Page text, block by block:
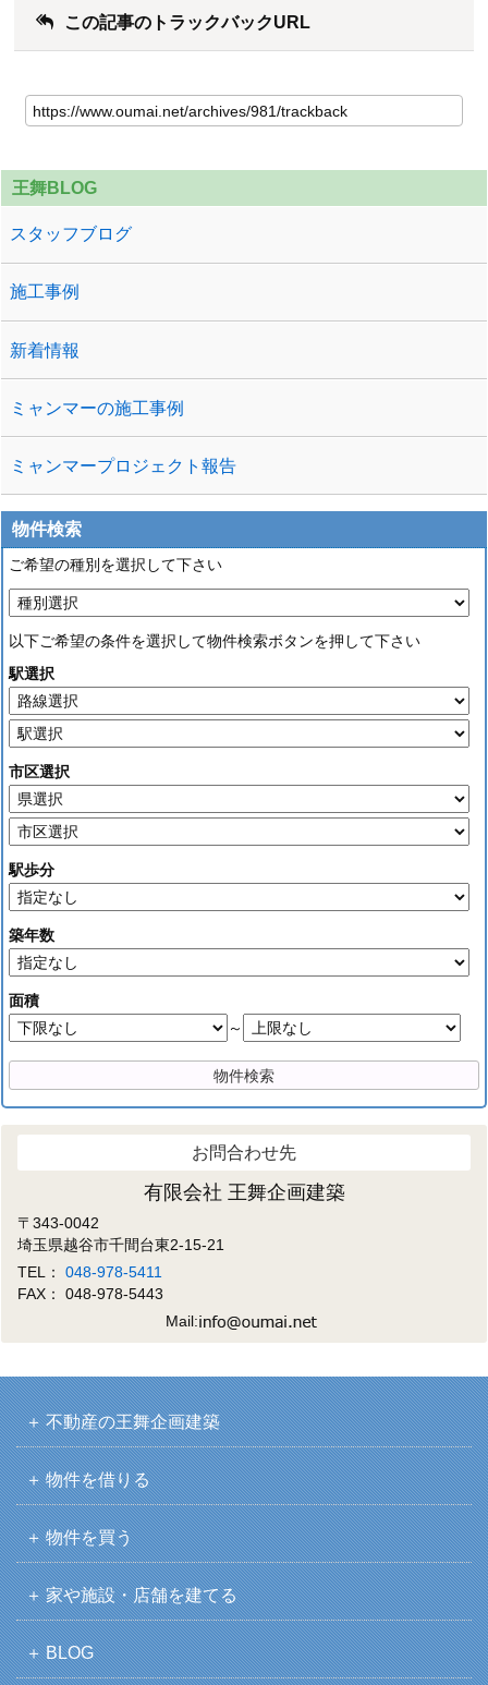
この記事のトラックバックURL
王舞BLOG
スタッフブログ
施工事例
新着情報
ミャンマーの施工事例
ミャンマープロジェクト報告
物件検索
ご希望の種別を選択して下さい
以下ご希望の条件を選択して物件検索ボタンを押して下さい
駅選択
市区選択
駅歩分
築年数
面積
～
お問合わせ先
有限会社 王舞企画建築
〒343-0042
埼玉県越谷市千間台東2-15-21
TEL：048-978-5411
FAX： 048-978-5443
Mail:
不動産の王舞企画建築
物件を借りる
物件を買う
家や施設・店舗を建てる
BLOG